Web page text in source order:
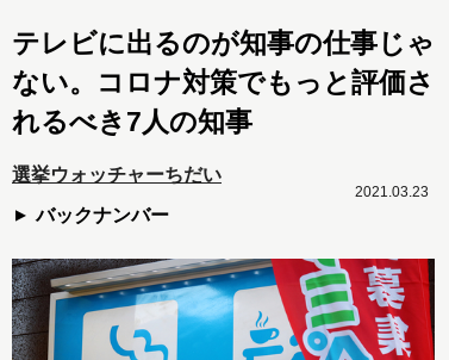
テレビに出るのが知事の仕事じゃ
ない。コロナ対策でもっと評価さ
れるべき7人の知事
選挙ウォッチャーちだい
バックナンバー
2021.03.23